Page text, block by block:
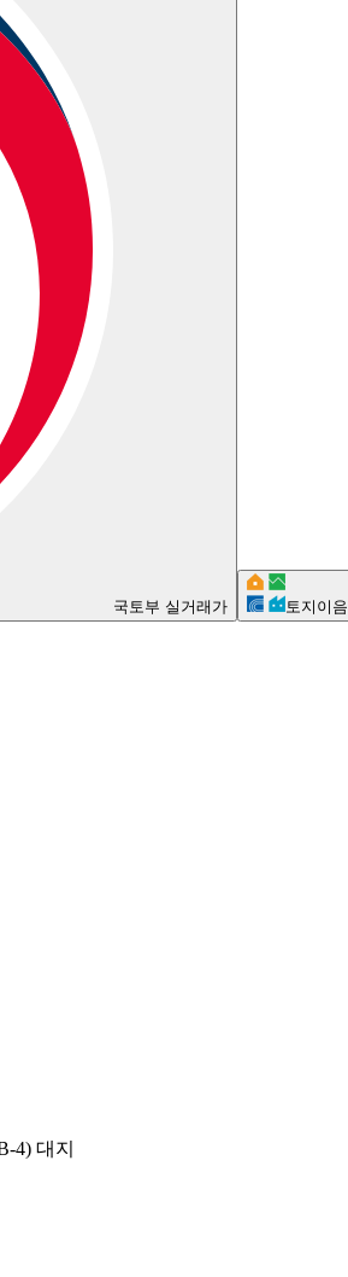
국토부 실거래가 토지이음
4) 대지